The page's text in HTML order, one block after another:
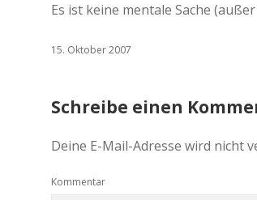
Es ist keine mentale Sache
15. Oktober 2007
Schreibe einen
Deine E-Mail-Adresse wird nicht
Kommentar